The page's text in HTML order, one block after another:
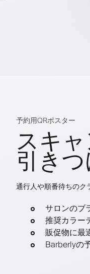
予約用QRポスター
スキ
引き
通行人や順番待ちのク
サロンのブ
推奨カラー
販促物に最
Barberlyの